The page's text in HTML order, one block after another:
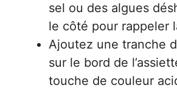
sel ou des algues
le côté pour rappeler
Ajoutez une tranche
sur le bord de
touche de couleur